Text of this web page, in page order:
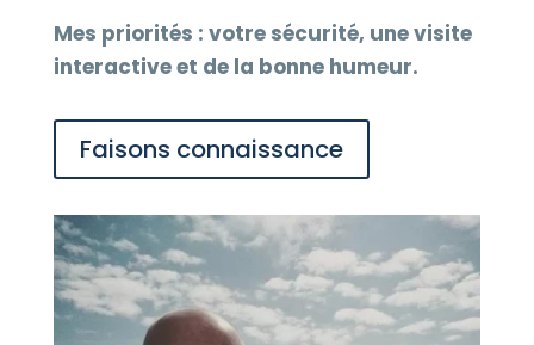
Mes priorités : votre sécurité, une visite
interactive et de la bonne humeur.
Faisons connaissance